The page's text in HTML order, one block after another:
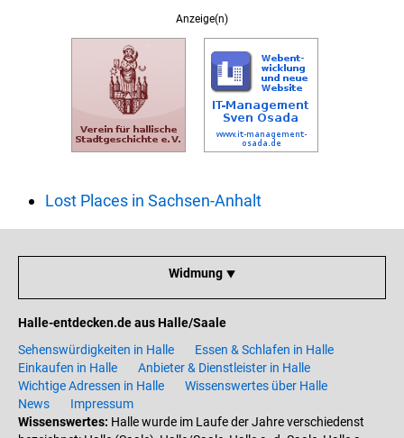
Anzeige(n)
Lost Places in Sachsen-Anhalt
Widmung ⯆
Halle-entdecken.de aus Halle/Saale
Sehenswürdigkeiten in Halle
Essen & Schlafen in Halle
Einkaufen in Halle
Anbieter & Dienstleister in Halle
Wichtige Adressen in Halle
Wissenswertes über Halle
News
Impressum
Wissenswertes: Halle wurde im Laufe der Jahre verschiedenst